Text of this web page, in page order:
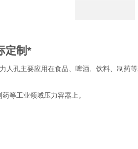
定制*
人孔主要应用在食品、啤酒、饮料、制药
等工业领域压力容器上。